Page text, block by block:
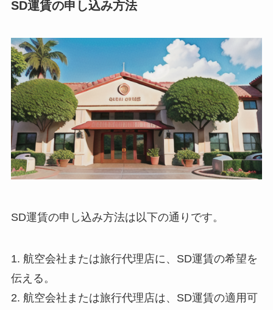
SD運賃の申し込み方法
SD運賃の申し込み方法は以下の通りです。
1. 航空会社または旅行代理店に、 SD運賃の希望を
伝える 。
2. 航空会社または旅行代理店は、 SD運賃の適用可